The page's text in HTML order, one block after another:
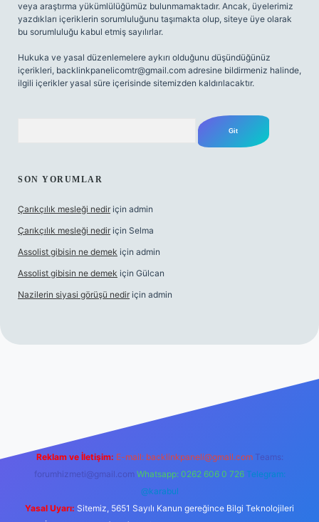
veya araştırma yükümlülüğümüz bulunmamaktadır. Ancak, üyelerimiz
yazdıkları içeriklerin sorumluluğunu taşımakta olup, siteye üye olarak
bu sorumluluğu kabul etmiş sayılırlar.
Hukuka ve yasal düzenlemelere aykırı olduğunu düşündüğünüz
içerikleri, backlinkpanelicomtr@gmail.com adresine bildirmeniz halinde,
ilgili içerikler yasal süre içerisinde sitemizden kaldırılacaktır.
SON YORUMLAR
Çarıkçılık mesleği nedir için admin
Çarıkçılık mesleği nedir için Selma
Assolist gibisin ne demek için admin
Assolist gibisin ne demek için Gülcan
Nazilerin siyasi görüşü nedir için admin
Reklam ve İletişim: E-mail: backlinkpaneli@gmail.com Teams:
forumhizmeti@gmail.com Whatsapp: 0262 606 0 726 Telegram:
@karabul
Yasal Uyarı: Sitemiz, 5651 Sayılı Kanun gereğince Bilgi Teknolojileri